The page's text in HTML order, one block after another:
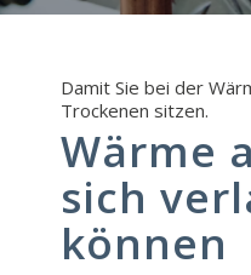
Damit Sie bei der
Trockenen sitzen.
Wärme
sich
können